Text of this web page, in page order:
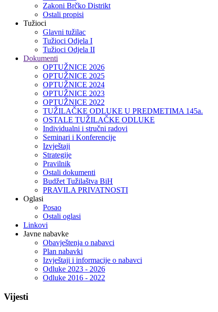
Zakoni Brčko Distrikt
Ostali propisi
Tužioci
Glavni tužilac
Tužioci Odjela I
Tužioci Odjela II
Dokumenti
OPTUŽNICE 2026
OPTUŽNICE 2025
OPTUŽNICE 2024
OPTUŽNICE 2023
OPTUŽNICE 2022
TUŽILAČKE ODLUKE U PREDMETIMA 145a.
OSTALE TUŽILAČKE ODLUKE
Individualni i stručni radovi
Seminari i Konferencije
Izvještaji
Strategije
Pravilnik
Ostali dokumenti
Budžet Tužilaštva BiH
PRAVILA PRIVATNOSTI
Oglasi
Posao
Ostali oglasi
Linkovi
Javne nabavke
Obavještenja o nabavci
Plan nabavki
Izvještaji i informacije o nabavci
Odluke 2023 - 2026
Odluke 2016 - 2022
Vijesti